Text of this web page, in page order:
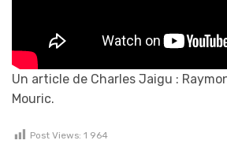
Un article de Charles Jaigu :
Mouric.
Post Views: 1 964